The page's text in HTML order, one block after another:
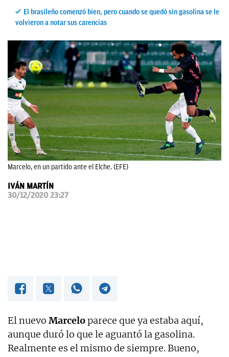
DIRECTO
FEMENINO
PAPARAZZI
OKDIARIO
El brasileño comenzó bien, pero cuando se quedó sin gasolina se le
volvieron a notar sus carencias
Marcelo, en un partido ante el Elche. (EFE)
IVÁN MARTÍN
30/12/2020 23:27
El nuevo Marceloparece que ya estaba aquí,
aunque duró lo que le aguantó la gasolina.
Realmente es el mismo de siempre. Bueno,